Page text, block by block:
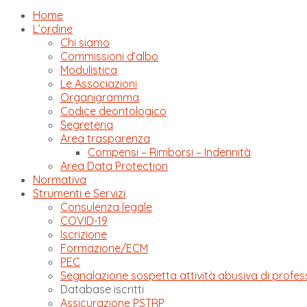
Home
L’ordine
Chi siamo
Commissioni d’albo
Modulistica
Le Associazioni
Organigramma
Codice deontologico
Segreteria
Area trasparenza
Compensi – Rimborsi – Indennità
Area Data Protection
Normativa
Strumenti e Servizi
Consulenza legale
COVID-19
Iscrizione
Formazione/ECM
PEC
Segnalazione sospetta attività abusiva di
Database iscritti
Assicurazione PSTRP